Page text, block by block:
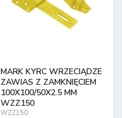
MARK KYRC WRZECIĄDZE
ZAWIAS Z ZAMKNIĘCIEM
100X100/50X2.5 MM
WZZ150
WZZ150